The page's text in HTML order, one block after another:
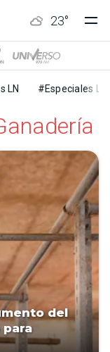
23°
LN #Especiales LN
del